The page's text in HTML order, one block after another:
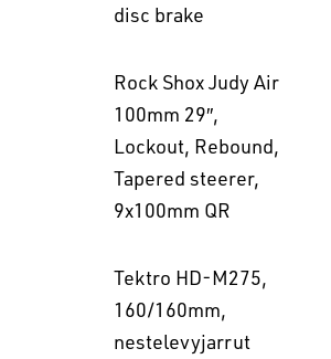
disc brake
Rock Shox Judy Air
100mm 29″,
Lockout, Rebound,
Tapered steerer,
9x100mm QR
Tektro HD-M275,
160/160mm,
nestelevyjarrut